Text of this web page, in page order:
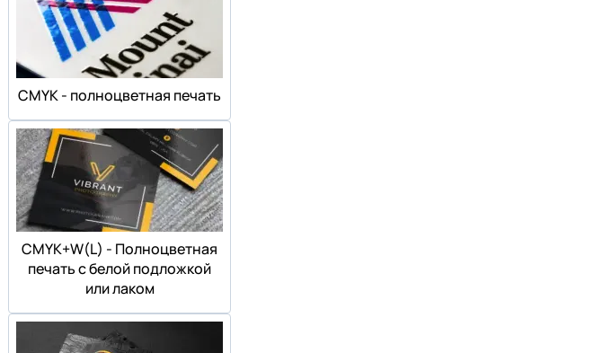
СMYK - полноцветная печать
СMYK+W(L) - Полноцветная
печать с белой подложкой
или лаком